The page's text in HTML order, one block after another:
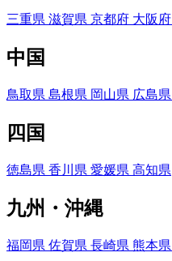
三重県 滋賀県 京都府 大阪府
中国
鳥取県 島根県 岡山県 広島県
四国
徳島県 香川県 愛媛県 高知県
九州・沖縄
福岡県 佐賀県 長崎県 熊本県